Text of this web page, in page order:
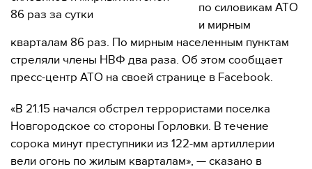
по силовикам АТО
и мирным
кварталам 86 раз. По мирным населенным пунктам
стреляли члены НВФ два раза. Об этом сообщает
пресс-центр АТО на своей странице в Facebook.
«В 21.15 начался обстрел террористами поселка
Новгородское со стороны Горловки. В течение
сорока минут преступники из 122-мм артиллерии
вели огонь по жилым кварталам», — сказано в